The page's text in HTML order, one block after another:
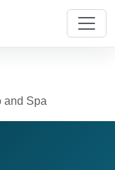
and Spa